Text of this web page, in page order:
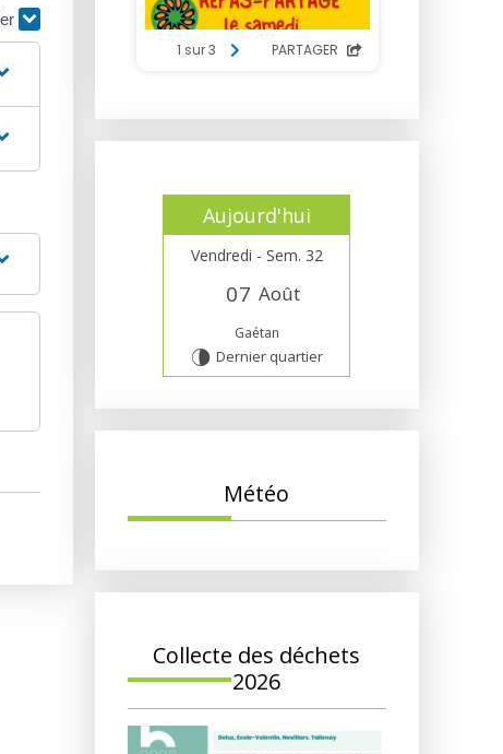
Aujourd'hui
Vendredi - Sem. 32
07 Août
Gaétan
U Dernier quartier
Météo
Collecte des déchets
2026